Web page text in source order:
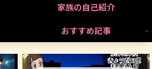
家族の自己紹介
おすすめ記事